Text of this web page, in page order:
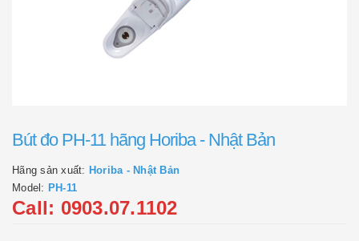
Bút đo PH-11 hãng Horiba - Nhật Bản
Hãng sản xuất: Horiba - Nhật Bản
Model: PH-11
Call: 0903.07.1102